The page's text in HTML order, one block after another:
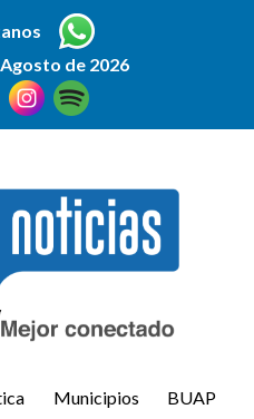
de 2026
Municipios
BUAP